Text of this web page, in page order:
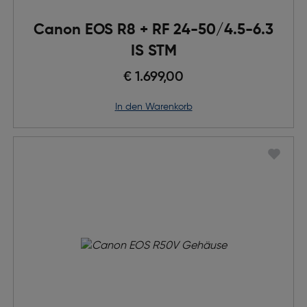
Canon EOS R8 + RF 24-50/4.5-6.3
IS STM​
€ 1.699,00
in den Warenkorb